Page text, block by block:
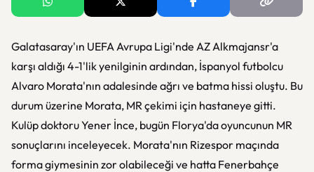
Galatasaray'ın UEFA Avrupa Ligi'nde AZ Alkmajansr'a
karşı aldığı 4-1'lik yenilginin ardından, İspanyol futbolcu
Alvaro Morata'nın adalesinde ağrı ve batma hissi oluştu. Bu
durum üzerine Morata, MR çekimi için hastaneye gitti.
Kulüp doktoru Yener İnce, bugün Florya'da oyuncunun MR
sonuçlarını inceleyecek. Morata'nın Rizespor maçında
forma giymesinin zor olabileceği ve hatta Fenerbahçe